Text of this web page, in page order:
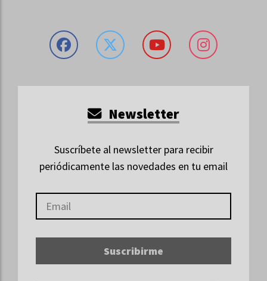
Newsletter
Suscríbete al newsletter para recibir
periódicamente las novedades en tu email
Suscribirme